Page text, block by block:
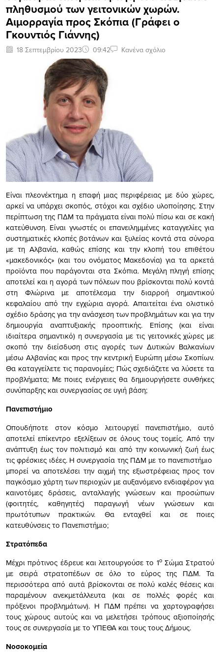
πληθυσμού των γειτονικών χωρών.
Αιμορραγία προς Σκόπια (Γράφει ο
Γκουντιός Γιάννης)
18 Σεπτεμβρίου 2023 09:42 Κανένα σχόλιο
Είναι πλεονέκτημα η επαφή μιας περιφέρειας με δύο χώρες,
αρκεί να υπάρχει σκοπός, στόχοι και σχέδιο υλοποίησης. Στην
περίπτωση της ΠΔΜ τα πράγματα είναι πολύ πίσω και σε κακή
κατεύθυνση. Είναι γνωστές οι επανειλημμένες καταγγελίες για
συστηματικές κλοπές βοτάνων και ξυλείας κοντά στα σύνορα
με τη Αλβανία, καθώς επίσης και την κλοπή του επιθέτου
«μακεδονικός» (και του ονόματος Μακεδονία) για τα αρκετά
προϊόντα που παράγονται στα Σκόπια. Μεγάλη πληγή επίσης
αποτελεί και η αγορά των πόλεων που βρίσκονται πολύ κοντά
στη Φλώρινα με αποτέλεσμα την διαρροή σημαντικού
κεφαλαίου από την εγχώρια αγορά. Απαιτείται ένα ολιστικό
σχέδιο δράσης για την ανάσχεση των προβλημάτων και για την
δημιουργία αναπτυξιακής προοπτικής. Επίσης (και είναι
ιδιαίτερα σημαντικό) η συνεργασία με τις γειτονικές χώρες με
σκοπό την διείσδυση στις αγορές των Δυτικών Βαλκανίων
μέσω Αλβανίας και προς την κεντρική Ευρώπη μέσω Σκοπίων.
Θα καταγγείλετε τις παρανομίες; Πώς σχεδιάζετε να λύσετε τα
προβλήματα; Με ποιες ενέργειες θα δημιουργήσετε συνθήκες
συνύπαρξης και συνεργασίας σε υγιή βάση;
Πανεπιστήμιο
Οπουδήποτε στον κόσμο λειτουργεί πανεπιστήμιο, αυτό
αποτελεί επίκεντρο εξελίξεων σε όλους τους τομείς. Από την
ανάπτυξη έως τον πολιτισμό και από την κοινωνική ζωή έως
τις φρέσκιες ιδέες. Η συνεργασία της ΠΔΜ με το πανεπιστήμιο
μπορεί να αποτελέσει την αιχμή της εξωστρέφειας προς τον
παγκόσμιο χάρτη των περιοχών με αυξανόμενο ενδιαφέρον για
καινοτόμες δράσεις, ανταλλαγής γνώσεων και προσώπων
(φοιτητές, καθηγητές) παραγωγή νέων γνώσεων και
πρωτότυπων πρακτικών. Θα ενταχθεί και σε ποιες
κατευθύνσεις το Πανεπιστήμιο;
Στρατόπεδα
Μέχρι πρότινος έδρευε και λειτουργούσε το 1οΣώμα Στρατού
με σειρά στρατοπέδων σε όλο το εύρος της ΠΔΜ. Τα
περισσότερα από αυτά βρίσκονται σε πολύ καλές θέσεις και
παραμένουν ανεκμετάλλευτα (και σε πολλές φορές και
πρόξενοι προβλημάτων). Η ΠΔΜ πρέπει να χαρτογραφήσει
τους χώρους αυτούς και να μελετήσει τρόπους αξιοποίησής
τους σε συνεργασία με το ΥΠΕΘΑ και τους τους Δήμους.
Νοσοκομεία